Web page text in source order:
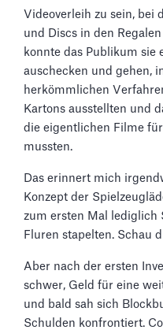
Videoverleih zu sein, bei
und Discs in den
konnte das Publikum sie
auschecken und gehen,
herkömmlichen
Kartons ausstellten und
die eigentlichen Filme
mussten.
Das erinnert mich
Konzept der
zum ersten Mal lediglich
Fluren stapelten. Schau
Aber nach der ersten
schwer, Geld für eine
und bald sah sich
Schulden konfrontiert.